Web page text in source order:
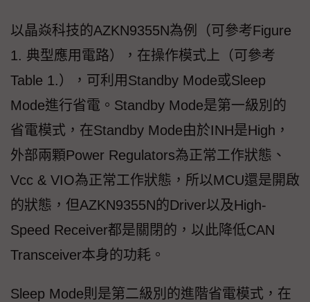
以晶焱科技的AZKN9355N為例（可參考Figure
1. 典型應用電路），在操作模式上（可參考
Table 1.），可利用Standby Mode或Sleep
Mode進行省電。Standby Mode是第一級別的
省電模式，在Standby Mode由於INH是High，
外部兩顆Power Regulators為正常工作狀態、
Vcc & VIO為正常工作狀態，所以MCU還是開啟
的狀態，但AZKN9355N的Driver以及High-
Speed Receiver都是關閉的，以此降低CAN
Transceiver本身的功耗。
Sleep Mode則是第二級別的進階省電模式，在